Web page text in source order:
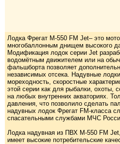
Лодка Фрегат М-550 FM Jet– это
многобаллонным днищем высокого
Модификация лодок серии Jet
водомётным движителем или на
фальшборта позволяет
независимых отсека. Надувные
мореходность, скоростные
этой серии как для рыбалки, охоты,
на любых внутренних акваториях.
давления, что позволило сделать
надувных лодок Фрегат FM-класса
спасательными службами МЧС
Лодка надувная из ПВХ М-550 FM
имеет высокие потребительские